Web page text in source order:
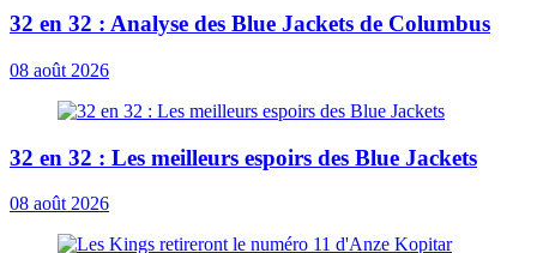
32 en 32 : Analyse des Blue Jackets de Columbus
08 août 2026
32 en 32 : Les meilleurs espoirs des Blue Jackets
08 août 2026